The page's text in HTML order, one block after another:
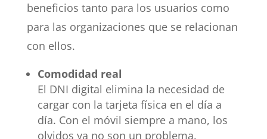
beneficios tanto para los usuarios como
para las organizaciones que se relacionan
con ellos.
Comodidad real
El DNI digital elimina la necesidad de
cargar con la tarjeta física en el día a
día. Con el móvil siempre a mano, los
olvidos ya no son un problema.